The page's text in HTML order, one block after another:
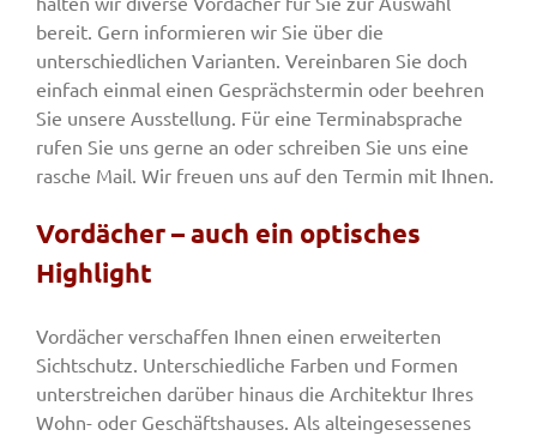
bereit. Gern informieren wir Sie über die
unterschiedlichen Varianten. Vereinbaren Sie doch
einfach einmal einen Gesprächstermin oder beehren
Sie unsere Ausstellung. Für eine Terminabsprache
rufen Sie uns gerne an oder schreiben Sie uns eine
rasche Mail. Wir freuen uns auf den Termin mit Ihnen.
Vordächer – auch ein optisches
Highlight
Vordächer verschaffen Ihnen einen erweiterten
Sichtschutz. Unterschiedliche Farben und Formen
unterstreichen darüber hinaus die Architektur Ihres
Wohn- oder Geschäftshauses. Als alteingesessenes